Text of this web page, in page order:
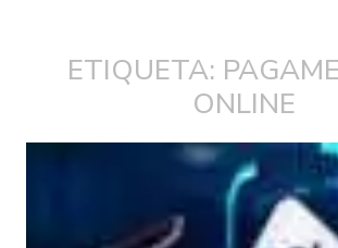
ETIQUETA:
ONLINE